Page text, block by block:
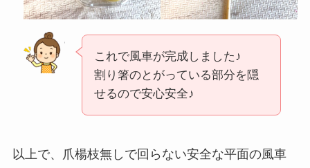
これで風車が完成しました♪
割り箸のとがっている部分を隠
せるので安心安全♪
以上で、爪楊枝無しで回らない安全な平面の風車